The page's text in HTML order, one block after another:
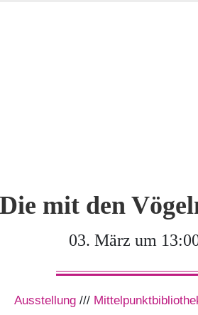
Die mit den
03. März um
Ausstellung ///